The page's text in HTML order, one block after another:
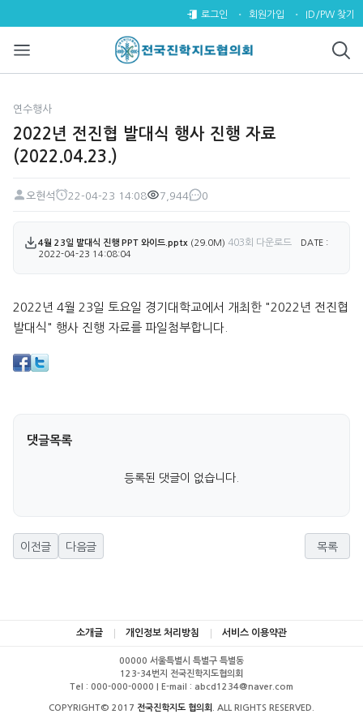
2022년 전진협 발대식 행사 진
로그인 회원가입 ID/PW 찾기
연수행사
2022년 전진협 발대식 행사 진행 자료
(2022.04.23.)
페이지 정보
오현석
22-04-23 14:08
7,944
댓글
0
첨부파일
4월 23일 발대식 진행 PPT 와이드.pptx (29.0M) 403회 다운로드
DATE :
2022-04-23 14:08:04
본문
2022년 4월 23일 토요일 경기대학교에서 개최한 "2022년 전진협
발대식" 행사 진행 자료를 파일첨부합니다.
댓글목록
등록된 댓글이 없습니다.
이전글 다음글 목록
소개글 개인정보 처리방침 서비스 이용약관
00000 서울특별시 특별구 특별동
123-34번지 전국진학지도협의회
Tel : 000-000-0000 | E-mail : abcd1234@naver.com
COPYRIGHT© 2017 전국진학지도 협의회 . ALL RIGHTS RESERVED.